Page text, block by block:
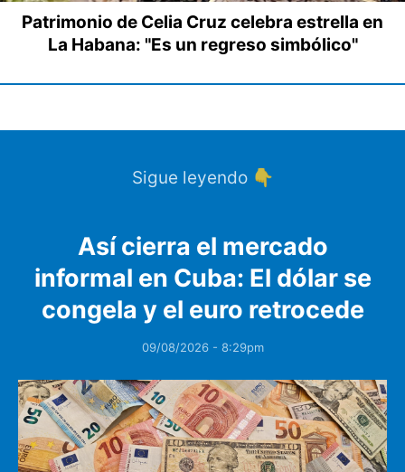
Patrimonio de Celia Cruz celebra estrella en
La Habana: "Es un regreso simbólico"
Sigue leyendo 👇